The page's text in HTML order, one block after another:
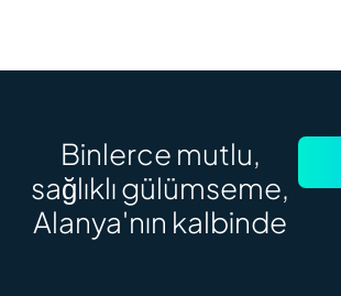
Binlerce mutlu,
sağlıklı gülümseme,
Alanya'nın kalbinde